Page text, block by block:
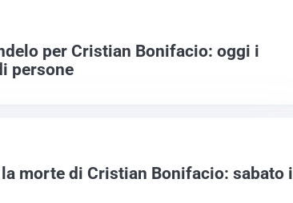
per Cristian Bonifacio: oggi i
persone
morte di Cristian Bonifacio: sabato i